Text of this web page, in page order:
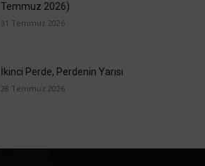
Temmuz 2026)
31 Temmuz 2026
İkinci Perde, Perdenin Yarısı
28 Temmuz 2026